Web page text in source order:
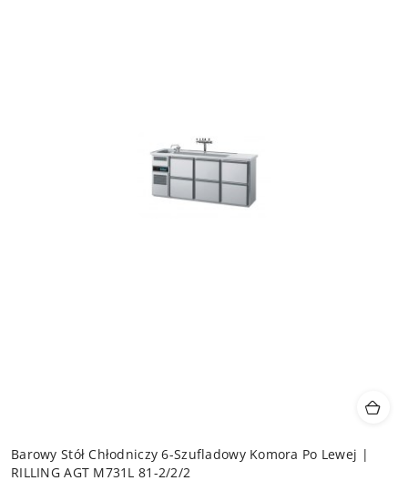
Barowy Stół Chłodniczy 6-Szufladowy Komora Po Lewej |
RILLING AGT M731L 81-2/2/2